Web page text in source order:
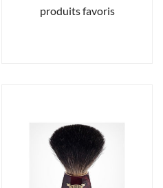
produits favoris